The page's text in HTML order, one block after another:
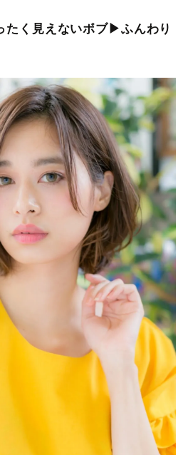
たく見えないボブ▶ふんわり